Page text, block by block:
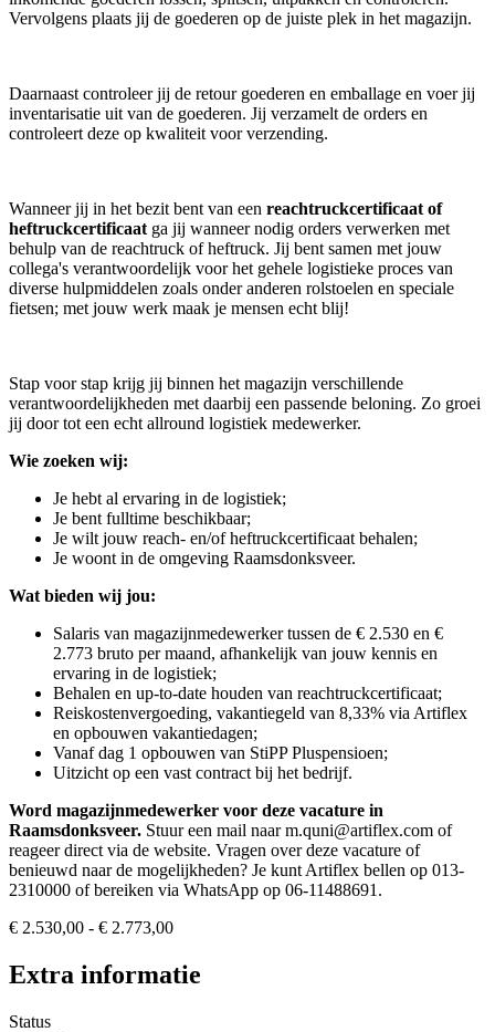
Vervolgens plaats jij de goederen op de juiste plek in het magazijn.
Daarnaast controleer jij de retour goederen en emballage en voer jij
inventarisatie uit van de goederen. Jij verzamelt de orders en
controleert deze op kwaliteit voor verzending.
Wanneer jij in het bezit bent van een reachtruckcertificaat of
heftruckcertificaat ga jij wanneer nodig orders verwerken met
behulp van de reachtruck of heftruck. Jij bent samen met jouw
collega's verantwoordelijk voor het gehele logistieke proces van
diverse hulpmiddelen zoals onder anderen rolstoelen en speciale
fietsen; met jouw werk maak je mensen echt blij!
Stap voor stap krijg jij binnen het magazijn verschillende
verantwoordelijkheden met daarbij een passende beloning. Zo groei
jij door tot een echt allround logistiek medewerker.
Wie zoeken wij:
Je hebt al ervaring in de logistiek;
Je bent fulltime beschikbaar;
Je wilt jouw reach- en/of heftruckcertificaat behalen;
Je woont in de omgeving Raamsdonksveer.
Wat bieden wij jou:
Salaris van magazijnmedewerker tussen de € 2.530 en €
2.773 bruto per maand, afhankelijk van jouw kennis en
ervaring in de logistiek;
Behalen en up-to-date houden van reachtruckcertificaat;
Reiskostenvergoeding, vakantiegeld van 8,33% via Artiflex
en opbouwen vakantiedagen;
Vanaf dag 1 opbouwen van StiPP Pluspensioen;
Uitzicht op een vast contract bij het bedrijf.
Word magazijnmedewerker voor deze vacature in
Raamsdonksveer. Stuur een mail naar m.quni@artiflex.com of
reageer direct via de website. Vragen over deze vacature of
benieuwd naar de mogelijkheden? Je kunt Artiflex bellen op 013-
2310000 of bereiken via WhatsApp op 06-11488691.
€ 2.530,00 - € 2.773,00
Extra informatie
Status